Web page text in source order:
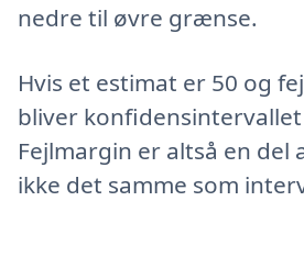
nedre til øvre grænse.
Hvis et estimat er 50 og
bliver konfidensintervallet
Fejlmargin er altså en del
ikke det samme som